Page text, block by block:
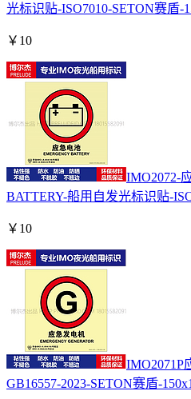
光标识贴-ISO7010-SETON赛盾-
￥ 10
IMO2072-
BATTERY-船用自发光标识贴-
￥ 10
IMO2071P
GB16557-2023-SETON赛盾-